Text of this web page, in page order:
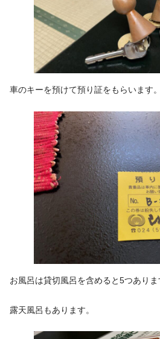
車のキーを預けて預り証をもらいます。
お風呂は貸切風呂を含めると5つありま
露天風呂もあります。